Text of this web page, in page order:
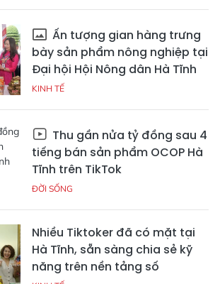
Ấn tượng gian hàng trưng
bày sản phẩm nông nghiệp tại
Đại hội Hội Nông dân Hà Tĩnh
KINH TẾ
Thu gần nửa tỷ đồng sau 4
tiếng bán sản phẩm OCOP Hà
Tĩnh trên TikTok
ĐỜI SỐNG
Nhiều Tiktoker đã có mặt tại
Hà Tĩnh, sẵn sàng chia sẻ kỹ
năng trên nền tảng số